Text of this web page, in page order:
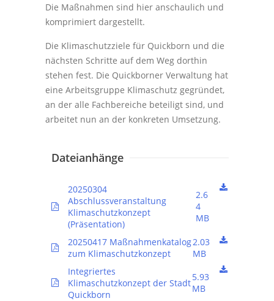
Die Maßnahmen sind hier anschaulich und
komprimiert dargestellt.
Die Klimaschutzziele für Quickborn und die
nächsten Schritte auf dem Weg dorthin
stehen fest. Die Quickborner Verwaltung hat
eine Arbeitsgruppe Klimaschutz gegründet,
an der alle Fachbereiche beteiligt sind, und
arbeitet nun an der konkreten Umsetzung.
Dateianhänge
20250304
Abschlussveranstaltung
Klimaschutzkonzept
(Präsentation)
2.6
4
MB
20250417 Maßnahmenkatalog
zum Klimaschutzkonzept
2.03
MB
Integriertes
Klimaschutzkonzept der Stadt
Quickborn
5.93
MB